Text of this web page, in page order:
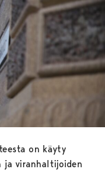
on käyty
ja viranhaltijoiden